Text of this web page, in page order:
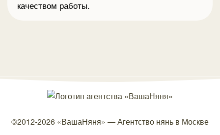
качеством работы.
©2012-2026 «ВашаНяня» —Агентство нянь в Москве